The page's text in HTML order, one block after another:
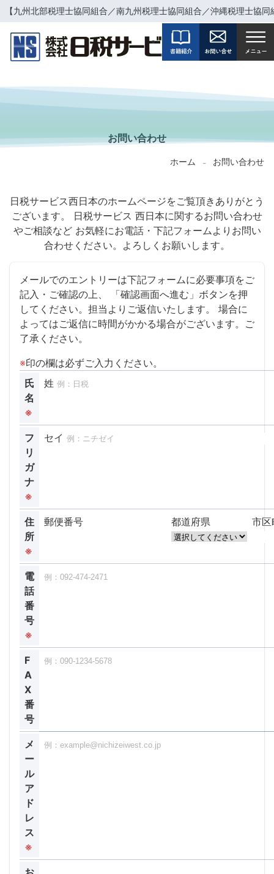
【九州北部税理士協同組合／南九州税理士協同組合／沖縄税理士協
CONTACT
お問い合わせ
ホーム - お問い合わせ
日税サービス西日本のホームページをご覧頂きありがとう
ございます。
日税サービス 西日本に関するお問い合わせ
やご相談などお気軽にお電話・下記フォームよりお問い
合わせください。よろしくお願いします。
メールでのエントリーは下記フォームに必要事項をご
記入・ご確認の上、
「確認画面へ進む」ボタンを押
してください。担当よりご返信いたします。
場合に
よってはご返信に時間がかかる場合がございます。ご
了承ください。
※印の欄は必ずご入力ください。
氏
名
※
姓
フ
リ
ガ
ナ
※
セイ
住
所
※
郵便番号 都道府県 市区
電
話
番
号
※
F
A
X
番
号
メ
ー
ル
ア
ド
レ
ス
※